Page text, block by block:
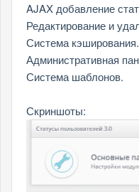
AJAX добавление
Редактирование и
Система кэширования.
Административная
Система шаблонов.
Скриншоты: